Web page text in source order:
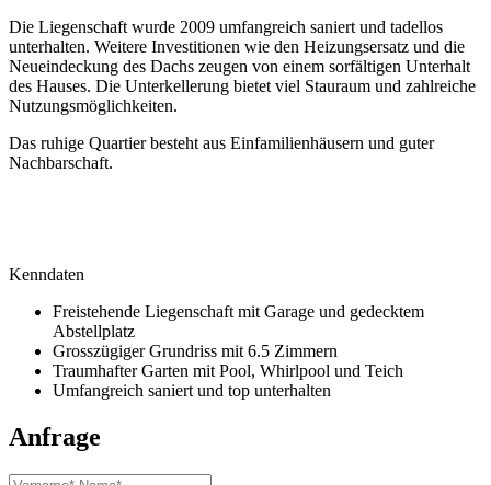
Die Liegenschaft wurde 2009 umfangreich saniert und tadellos
unterhalten. Weitere Investitionen wie den Heizungsersatz und die
Neueindeckung des Dachs zeugen von einem sorfältigen Unterhalt
des Hauses. Die Unterkellerung bietet viel Stauraum und zahlreiche
Nutzungsmöglichkeiten.
Das ruhige Quartier besteht aus Einfamilienhäusern und guter
Nachbarschaft.
Kenndaten
Freistehende Liegenschaft mit Garage und gedecktem
Abstellplatz
Grosszügiger Grundriss mit 6.5 Zimmern
Traumhafter Garten mit Pool, Whirlpool und Teich
Umfangreich saniert und top unterhalten
Anfrage